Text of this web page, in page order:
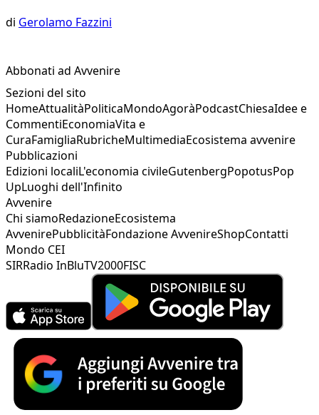
di Gerolamo Fazzini
Abbonati ad Avvenire
Sezioni del sito
HomeAttualitàPoliticaMondoAgoràPodcastChiesaIdee e
CommentiEconomiaVita e
CuraFamigliaRubricheMultimediaEcosistema avvenire
Pubblicazioni
Edizioni localiL'economia civileGutenbergPopotusPop
UpLuoghi dell'Infinito
Avvenire
Chi siamoRedazioneEcosistema
AvvenirePubblicitàFondazione AvvenireShopContatti
Mondo CEI
SIRRadio InBluTV2000FISC